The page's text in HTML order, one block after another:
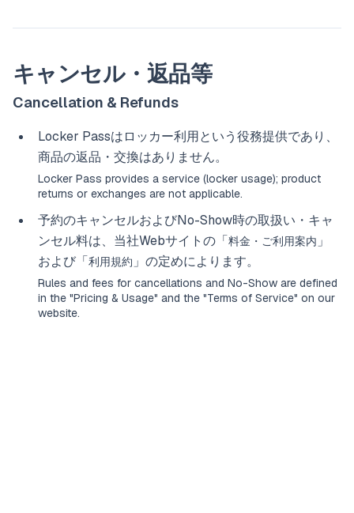
キャンセル・返品等
Cancellation & Refunds
Locker Passはロッカー利用という役務提供であり、
商品の返品・交換はありません。
Locker Pass provides a service (locker usage); product
returns or exchanges are not applicable.
予約のキャンセルおよびNo-Show時の取扱い・キャ
ンセル料は、当社Webサイトの「料金・ご利用案内 」
および「利用規約 」の定めによります。
Rules and fees for cancellations and No-Show are defined
in the "Pricing & Usage" and the "Terms of Service" on our
website.